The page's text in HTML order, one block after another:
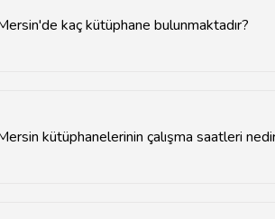
kaç kütüphane bulunmaktadır?
kütüphanelerinin çalışma saatleri